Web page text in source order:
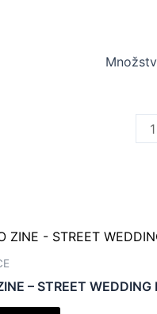
– STREET WEDDING